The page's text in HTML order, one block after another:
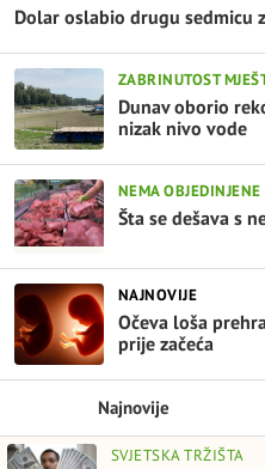
Dolar oslabio drugu sedmicu
ZABRINUTOST
Dunav oborio
nizak nivo vode
NEMA
Šta se dešava s
NAJNOVIJE
Očeva loša
prije začeća
Najnovije
SVJETSKA TRŽIŠTA